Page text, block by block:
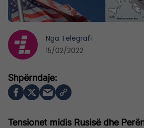
Tensionet midis Rusisë dhe
Nga Telegrafi
15/02/2022